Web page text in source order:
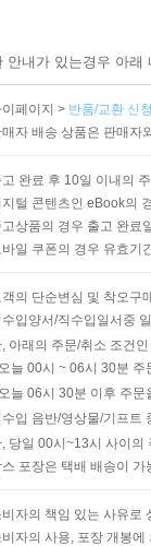
내가 있는경우 아
이페이지 > 반품/교환 신
매자 배송 상품은 판매자
고 완료 후 10일 이내의
지털 콘텐츠인 eBook의
고상품의 경우 출고 완료
바일 쿠폰의 경우 유효기
객의 단순변심 및 착오구
수입양서/직수입일서중
, 아래의 주문/취소 조건
오늘 00시 ~ 06시 30분
오늘 06시 30분 이후 주
수입 음반/영상물/기프트
, 당일 00시~13시 사이의
스 포장은 택배 배송이
비자의 책임 있는 사유로
비자의 사용, 포장 개봉